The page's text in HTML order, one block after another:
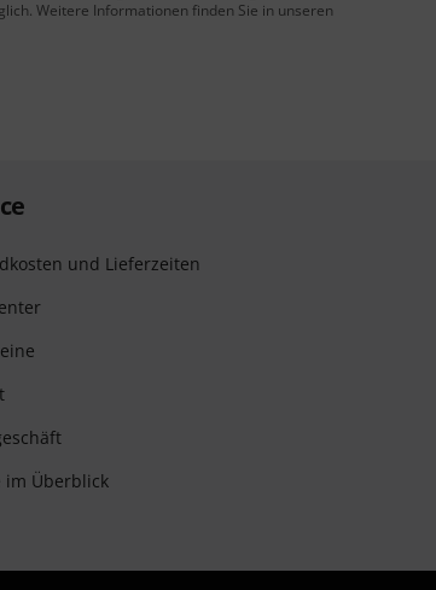
Weitere Informationen finden Sie in unseren
und Lieferzeiten
im Überblick